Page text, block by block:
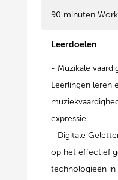
90 minuten
Leerdoelen
- Muzikale
Leerlingen leren
expressie.
- Digitale
op het effectief
technologieën